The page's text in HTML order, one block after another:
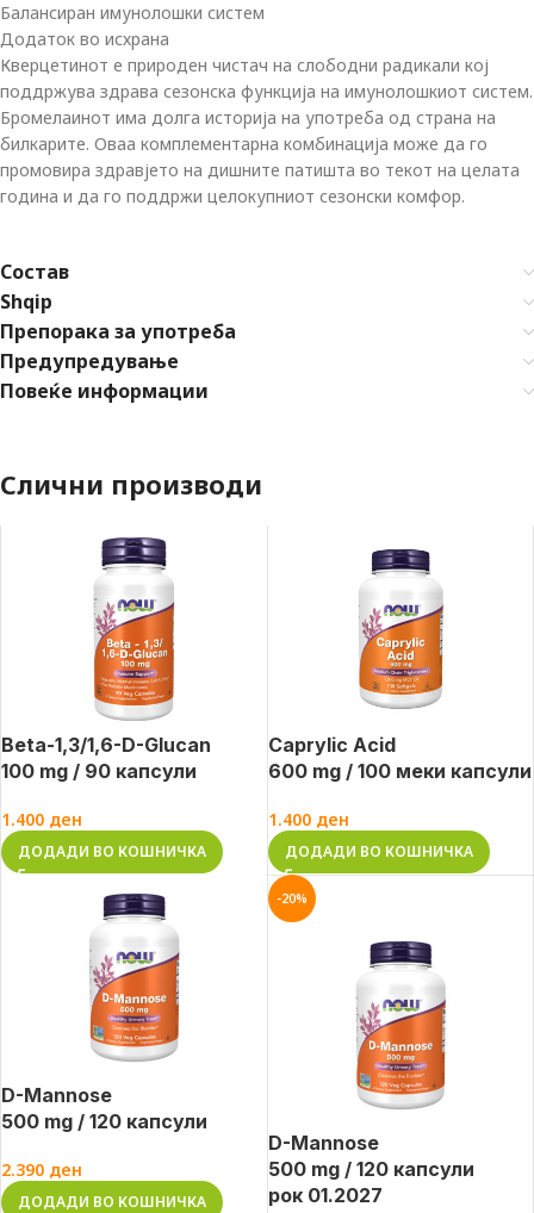
Балансиран имунолошки систем
Додаток во исхрана
Кверцетинот е природен чистач на слободни радикали кој
поддржува здрава сезонска функција на имунолошкиот систем.
Бромелаинот има долга историја на употреба од страна на
билкарите. Оваа комплементарна комбинација може да го
промовира здравјето на дишните патишта во текот на целата
година и да го поддржи целокупниот сезонски комфор.
Состав
Shqip
Препорака за употреба
Предупредување
Повеќе информации
Слични производи
Beta-1,3/1,6-D-Glucan
100 mg / 90 капсули
1.400 ден
ДОДАДИ ВО КОШНИЧКА
Caprylic Acid
600 mg / 100 меки капсули
1.400 ден
ДОДАДИ ВО КОШНИЧКА
D-Mannose
500 mg / 120 капсули
2.390 ден
ДОДАДИ ВО КОШНИЧКА
-20%
D-Mannose
500 mg / 120 капсули
рок 01.2027